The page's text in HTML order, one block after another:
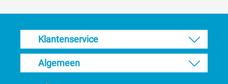
Klantenservice
Algemeen